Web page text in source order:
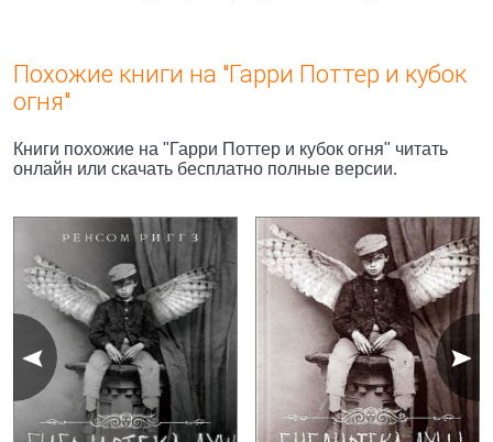
Похожие книги на "Гарри Поттер и кубок
огня"
Книги похожие на "Гарри Поттер и кубок огня" читать
онлайн или скачать бесплатно полные версии.